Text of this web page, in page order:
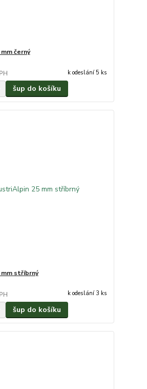
černý
k odeslání 5 ks
šup do košíku
stříbrný
k odeslání 3 ks
šup do košíku